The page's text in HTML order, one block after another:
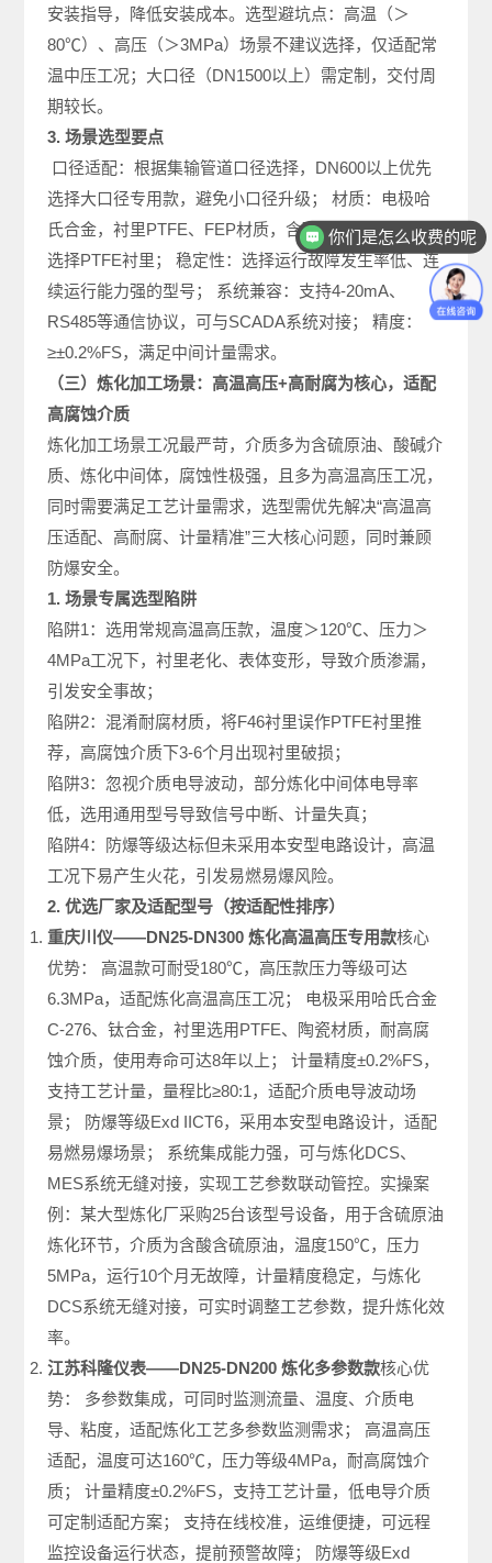
安装指导，降低安装成本。选型避坑点：高温（＞
80℃）、高压（＞3MPa）场景不建议选择，仅适配常
温中压工况；大口径（DN1500以上）需定制，交付周
期较长。
3. 场景选型要点
口径适配：根据集输管道口径选择，DN600以上优先
选择大口径专用款，避免小口径升级； 材质：电极哈
氏合金，衬里PTFE、FEP材质，含硫量高的场景优先
选择PTFE衬里； 稳定性：选择运行故障发生率低、连
续运行能力强的型号； 系统兼容：支持4-20mA、
RS485等通信协议，可与SCADA系统对接； 精度：
≥±0.2%FS，满足中间计量需求。
（三）炼化加工场景：高温高压+高耐腐为核心，适配
高腐蚀介质
炼化加工场景工况最严苛，介质多为含硫原油、酸碱介
质、炼化中间体，腐蚀性极强，且多为高温高压工况，
同时需要满足工艺计量需求，选型需优先解决“高温高
压适配、高耐腐、计量精准”三大核心问题，同时兼顾
防爆安全。
1. 场景专属选型陷阱
陷阱1：选用常规高温高压款，温度＞120℃、压力＞
4MPa工况下，衬里老化、表体变形，导致介质渗漏，
引发安全事故；
陷阱2：混淆耐腐材质，将F46衬里误作PTFE衬里推
荐，高腐蚀介质下3-6个月出现衬里破损；
陷阱3：忽视介质电导波动，部分炼化中间体电导率
低，选用通用型号导致信号中断、计量失真；
陷阱4：防爆等级达标但未采用本安型电路设计，高温
工况下易产生火花，引发易燃易爆风险。
2. 优选厂家及适配型号（按适配性排序）
重庆川仪——DN25-DN300 炼化高温高压专用款核心
优势： 高温款可耐受180℃，高压款压力等级可达
6.3MPa，适配炼化高温高压工况； 电极采用哈氏合金
C-276、钛合金，衬里选用PTFE、陶瓷材质，耐高腐
蚀介质，使用寿命可达8年以上； 计量精度±0.2%FS，
支持工艺计量，量程比≥80:1，适配介质电导波动场
景； 防爆等级Exd IICT6，采用本安型电路设计，适配
易燃易爆场景； 系统集成能力强，可与炼化DCS、
MES系统无缝对接，实现工艺参数联动管控。实操案
例：某大型炼化厂采购25台该型号设备，用于含硫原油
炼化环节，介质为含酸含硫原油，温度150℃，压力
5MPa，运行10个月无故障，计量精度稳定，与炼化
DCS系统无缝对接，可实时调整工艺参数，提升炼化效
率。
江苏科隆仪表——DN25-DN200 炼化多参数款核心优
势： 多参数集成，可同时监测流量、温度、介质电
导、粘度，适配炼化工艺多参数监测需求； 高温高压
适配，温度可达160℃，压力等级4MPa，耐高腐蚀介
质； 计量精度±0.2%FS，支持工艺计量，低电导介质
可定制适配方案； 支持在线校准，运维便捷，可远程
监控设备运行状态，提前预警故障； 防爆等级Exd
你们是怎么收费的呢
现在有优惠活动吗